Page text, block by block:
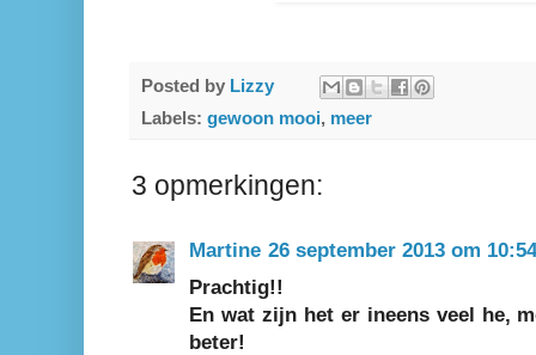
Posted by Lizzy
Labels: gewoon mooi, meer
3 opmerkingen:
Martine 26 september 2013 om 10:54
Prachtig!!
En wat zijn het er ineens veel he,
beter!